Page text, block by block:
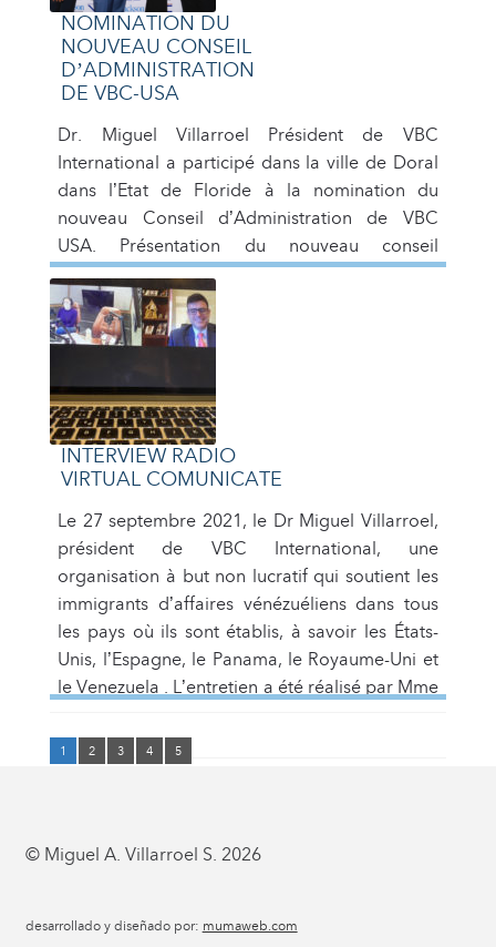
NOMINATION DU
NOUVEAU CONSEIL
D’ADMINISTRATION
DE VBC-USA
Dr. Miguel Villarroel Président de VBC
International a participé dans la ville de Doral
dans l’Etat de Floride à la nomination du
nouveau Conseil d’Administration de VBC
USA. Présentation du nouveau conseil
USA 2021 – 2023 Ce mois d’octobre s’est
clôturé en beauté pour le Club d’affaires
INTERVIEW RADIO
VIRTUAL COMUNICATE
Le 27 septembre 2021, le Dr Miguel Villarroel,
président de VBC International, une
organisation à but non lucratif qui soutient les
immigrants d’affaires vénézuéliens dans tous
les pays où ils sont établis, à savoir les États-
Unis, l’Espagne, le Panama, le Royaume-Uni et
le Venezuela . L’entretien a été réalisé par Mme
1 2 3 4 5
© Miguel A. Villarroel S. 2026
desarrollado y diseñado por: mumaweb.com